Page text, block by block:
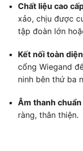
Chất liệu cao
xảo, chịu được
tập đoàn lớn
Kết nối toàn
cổng Wiegand
ninh bên thứ ba
Âm thanh chuẩn
ràng, thân thiện.